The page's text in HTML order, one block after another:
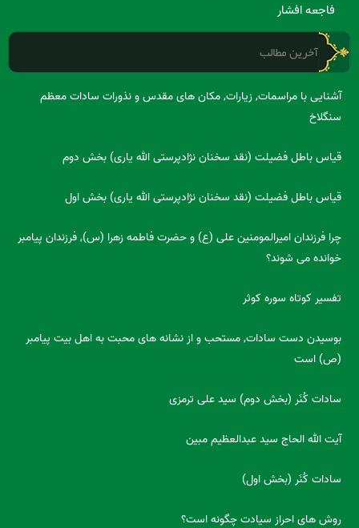
فاجعه افشار
آخرین مطالب
آشنایی با مراسمات, زیارات, مکان های مقدس و نذورات سادات معظم
سنگلاخ
قیاس باطل فضیلت (نقد سخنان نژادپرستی الله یاری) بخش دوم
قیاس باطل فضیلت (نقد سخنان نژادپرستی الله یاری) بخش اول
چرا فرزندان امیرالمومنین علی (ع) و حضرت فاطمه زهرا (س), فرزندان پیامبر
خوانده می شوند؟
تفسیر کوتاه سوره کوثر
بوسیدن دست سادات, مستحب و از نشانه های محبت به اهل بیت پیامبر
(ص) است
سادات کُنَر (بخش دوم) سید علی ترمزی
آیت الله الحاج سید عبدالعظیم مبین
سادات کُنَر (بخش اول)
روش های احراز سیادت چگونه است؟